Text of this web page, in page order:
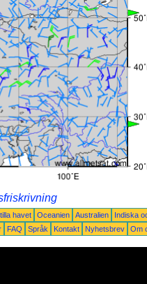
havet Oceanien Australien Indiska
FAQ Språk Kontakt Nyhetsbrev Om